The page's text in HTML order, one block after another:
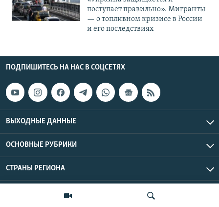
поступает правильно». Мигранты
— о топливном кризисе в России
и его последствиях
ПОДПИШИТЕСЬ НА НАС В СОЦСЕТЯХ
ВЫХОДНЫЕ ДАННЫЕ
ОСНОВНЫЕ РУБРИКИ
СТРАНЫ РЕГИОНА
Азаттык Азия © 2026 RFE/RL, Inc. | Все права защищены.